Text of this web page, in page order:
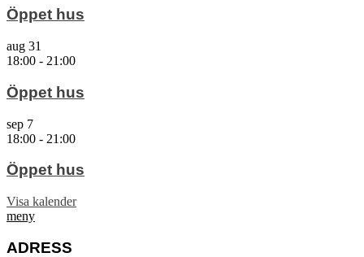
Öppet hus
aug 31
18:00 - 21:00
Öppet hus
sep 7
18:00 - 21:00
Öppet hus
Visa kalender
meny
ADRESS